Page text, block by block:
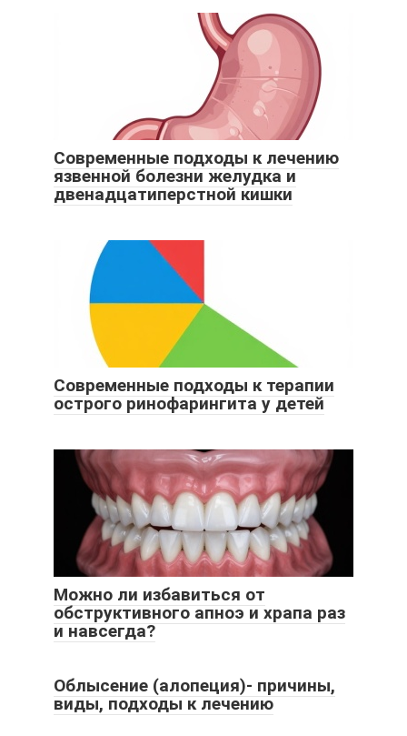
Современные подходы к лечению
язвенной болезни желудка и
двенадцатиперстной кишки
Современные подходы к терапии
острого ринофарингита у детей
Можно ли избавиться от
обструктивного апноэ и храпа раз
и навсегда?
Облысение (алопеция)- причины,
виды, подходы к лечению